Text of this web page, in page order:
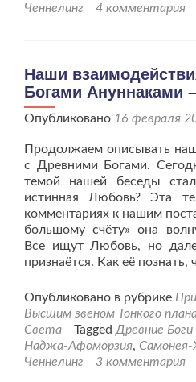
Ченнелинг
4 комментария
Наши
Богами Ануннаками
Опубликовано 16 февраля
Продолжаем описывать
с Древними Богами.
темой нашей беседы
истинная Любовь? Эта
комментариях к нашим
большому счёту» она
Все ищут Любовь, но
признаётся. Как её познать,
Опубликовано в рубрике
Высшим звеном Тонкого
Света
Tagged Древние
Наджа-Афоморзия,
Ченнелинг
3 комментария